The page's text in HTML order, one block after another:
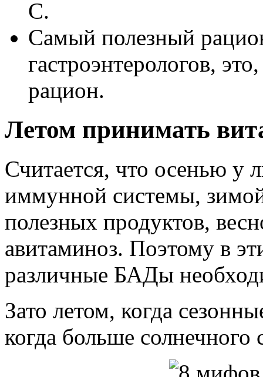
С.
Самый полезный
гастроэнтерологов,
рацион.
Летом принимать
Считается, что осенью у
иммунной системы,
полезных продуктов,
авитаминоз. Поэтому в
различные БАДы
Зато летом, когда
когда больше